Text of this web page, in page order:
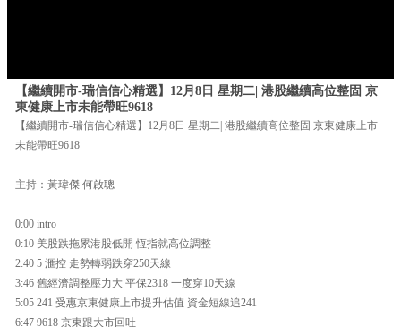
【繼續開市-瑞信信心精選】12月8日 星期二| 港股繼續高位整固 京
東健康上市未能帶旺9618
【繼續開市-瑞信信心精選】12月8日 星期二| 港股繼續高位整固 京東健康上市
未能帶旺9618
主持：黃瑋傑 何啟聰
0:00 intro
0:10 美股跌拖累港股低開 恆指就高位調整
2:40 5 滙控 走勢轉弱跌穿250天線
3:46 舊經濟調整壓力大 平保2318 一度穿10天線
5:05 241 受惠京東健康上市提升估值 資金短線追241
6:47 9618 京東跟大市回吐